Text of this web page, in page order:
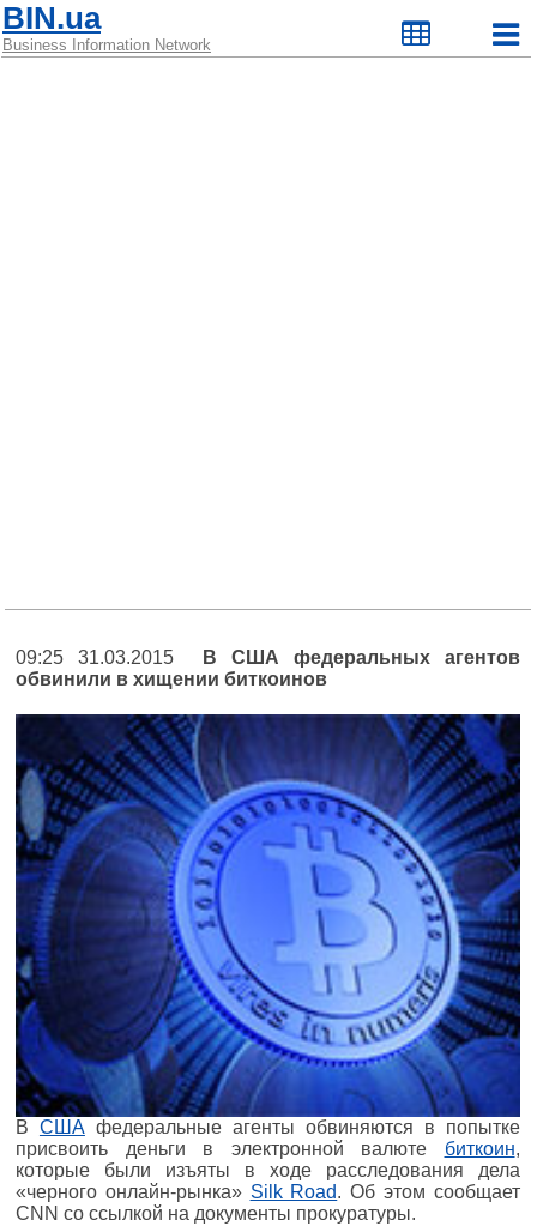
BIN.ua
Business Information Network
09:25 31.03.2015
В США федеральных агентов
обвинили в хищении биткоинов
В СШАфедеральные агенты обвиняются в попытке
присвоить деньги в электронной валюте биткоин,
которые были изъяты в ходе расследования дела
«черного онлайн-рынка» Silk Road. Об этом сообщает
CNN со ссылкой на документы прокуратуры.